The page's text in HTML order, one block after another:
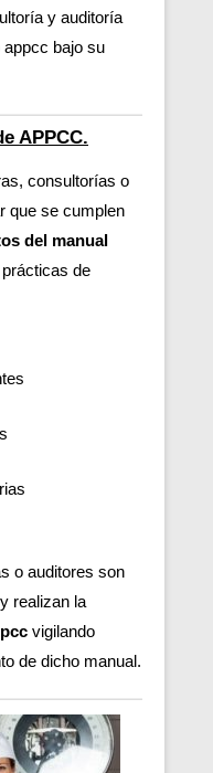
y auditoría
appcc bajo su
APPCC.
consultorías o
que se cumplen
del manual
de
o auditores son
realizan la
vigilando
de dicho manual.